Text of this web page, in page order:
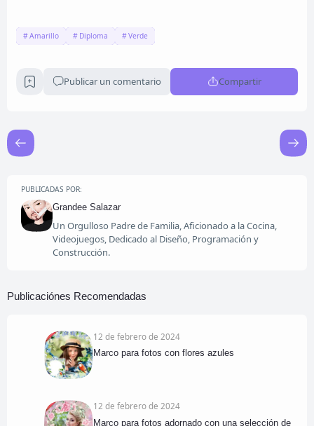
Amarillo Diploma Verde
Publicar un comentario Compartir
PUBLICADAS POR:
Grandee Salazar
Un Orgulloso Padre de Familia, Aficionado a la Cocina,
Videojuegos, Dedicado al Diseño, Programación y
Construcción.
Publicaciónes Recomendadas
12 de febrero de 2024
Marco para fotos con flores azules
12 de febrero de 2024
Marco para fotos adornado con una selección de